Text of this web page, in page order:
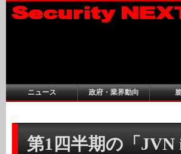
ニュース 政府・業界動向
第1四半期の「JVN